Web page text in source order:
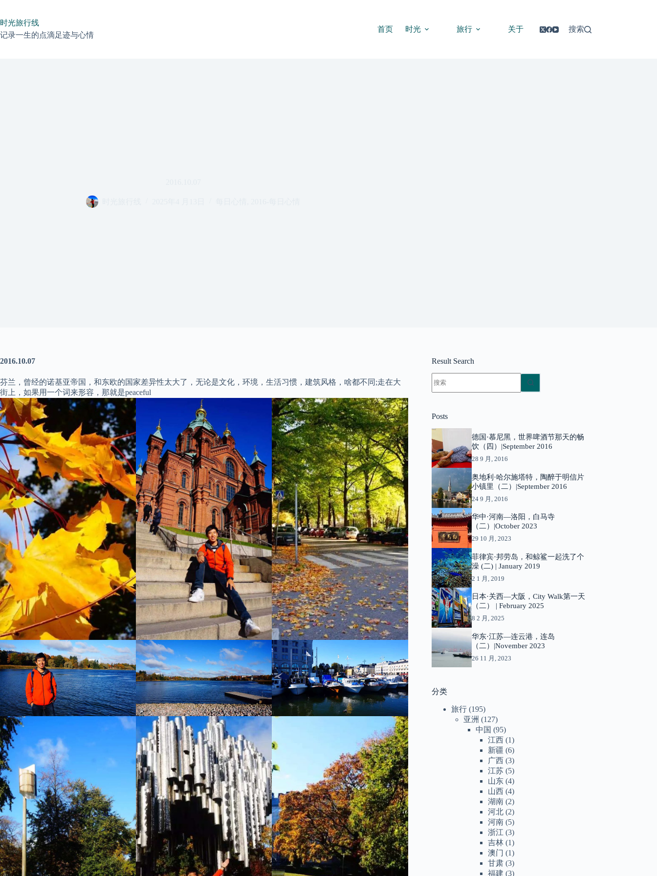
内
容
时光旅行线
记录一生的点滴足迹与心情
首页 时光 旅行 关于 搜索
2016.10.07
芬兰，曾经的诺基亚帝国，和东欧的国家差异性太大了，无论是文化，环境，生活习惯，建筑风格，啥都不同;走在大
街上，如果用一个词来形容，那就是peaceful
Result Search
结
Posts
德国·慕尼黑，世界啤酒节那天的畅
饮（四）|September 2016
28 9 月, 2016
奥地利·哈尔施塔特，陶醉于明信片
小镇里（二）|September 2016
24 9 月, 2016
华中·河南—洛阳，白马寺
（二）|October 2023
29 10 月, 2023
菲律宾·邦劳岛，和鲸鲨一起洗了个
澡 (二) | January 2019
2 1 月, 2019
日本·关西—大阪，City Walk第一天
（二） | February 2025
8 2 月, 2025
华东·江苏—连云港，连岛
（二）|November 2023
26 11 月, 2023
分类
旅行 (195)
亚洲 (127)
中国 (95)
江西 (1)
新疆 (6)
广西 (3)
江苏 (5)
山东 (4)
山西 (4)
湖南 (2)
河北 (2)
河南 (5)
浙江 (3)
吉林 (1)
澳门 (1)
甘肃 (3)
福建 (3)